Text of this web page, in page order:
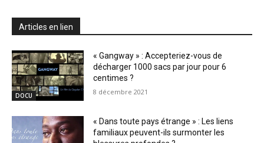
Articles en lien
DOCU
« Gangway » : Accepteriez-vous de
décharger 1000 sacs par jour pour 6
centimes ?
8 décembre 2021
« Dans toute pays étrange » : Les liens
familiaux peuvent-ils surmonter les